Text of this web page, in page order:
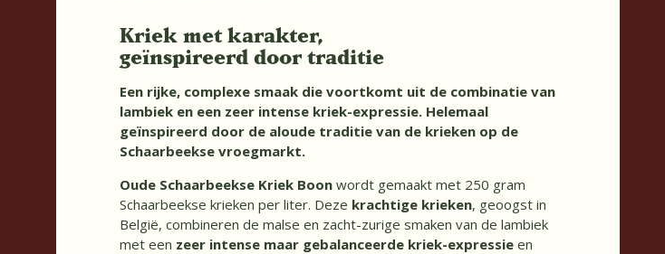
Kriek met karakter,
geïnspireerd door traditie
Een rijke, complexe smaak die voortkomt uit de combinatie van
lambiek en een zeer intense kriek-expressie. Helemaal
geïnspireerd door de aloude traditie van de krieken op de
Schaarbeekse vroegmarkt.
Oude Schaarbeekse Kriek Boon wordt gemaakt met 250 gram
Schaarbeekse krieken per liter. Deze krachtige krieken, geoogst in
België, combineren de malse en zacht-zurige smaken van de lambiek
met een zeer intense maar gebalanceerde kriek-expressie en